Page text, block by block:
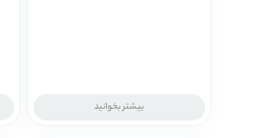
بیشتر بخوانید